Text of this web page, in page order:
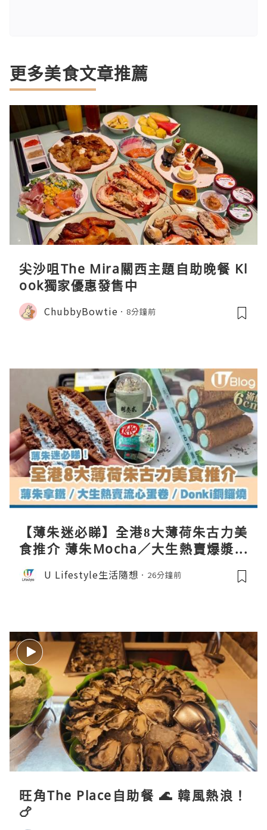
更多美食文章推薦
尖沙咀The Mira關西主題自助晚餐 Kl
ook獨家優惠發售中
ChubbyBowtie 8分鐘前
【薄朱迷必睇】全港8大薄荷朱古力美
食推介 薄朱Mocha／大生熱賣爆漿蛋
卷／Donki銅鑼燒
U Lifestyle生活隨想 26分鐘前
旺角The Place自助餐 🌊 韓風熱浪！
🍗